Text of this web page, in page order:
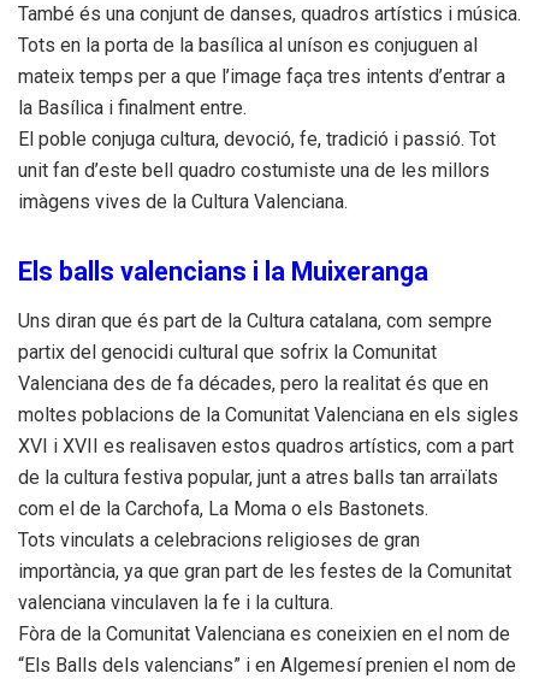
També és una conjunt de danses, quadros artístics i música.
Tots en la porta de la basílica al uníson es conjuguen al
mateix temps per a que l’image faça tres intents d’entrar a
la Basílica i finalment entre.
El poble conjuga cultura, devoció, fe, tradició i passió. Tot
unit fan d’este bell quadro costumiste una de les millors
imàgens vives de la Cultura Valenciana.
Els balls valencians i la Muixeranga
Uns diran que és part de la Cultura catalana, com sempre
partix del genocidi cultural que sofrix la Comunitat
Valenciana des de fa décades, pero la realitat és que en
moltes poblacions de la Comunitat Valenciana en els sigles
XVI i XVII es realisaven estos quadros artístics, com a part
de la cultura festiva popular, junt a atres balls tan arraïlats
com el de la Carchofa, La Moma o els Bastonets.
Tots vinculats a celebracions religioses de gran
importància, ya que gran part de les festes de la Comunitat
valenciana vinculaven la fe i la cultura.
Fòra de la Comunitat Valenciana es coneixien en el nom de
“Els Balls dels valencians” i en Algemesí prenien el nom de